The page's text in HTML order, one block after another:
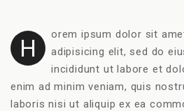
H
orem ipsum dolor sit
adipisicing elit, sed do
incididunt ut labore et
enim ad minim veniam, quis
laboris nisi ut aliquip ex ea